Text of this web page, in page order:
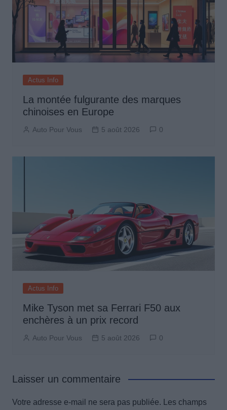
Actus Info
La montée fulgurante des marques
chinoises en Europe
Auto Pour Vous 5 août 2026 0
Actus Info
Mike Tyson met sa Ferrari F50 aux
enchères à un prix record
Auto Pour Vous 5 août 2026 0
Laisser un commentaire
Votre adresse e-mail ne sera pas publiée.
Les champs